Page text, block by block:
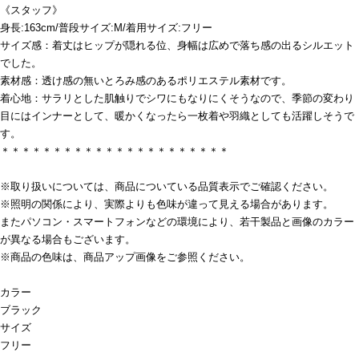
《スタッフ》
身長:163cm/普段サイズ:M/着用サイズ:フリー
サイズ感：着丈はヒップが隠れる位、身幅は広めで落ち感の出るシルエット
でした。
素材感：透け感の無いとろみ感のあるポリエステル素材です。
着心地：サラリとした肌触りでシワにもなりにくそうなので、季節の変わり
目にはインナーとして、暖かくなったら一枚着や羽織としても活躍しそうで
す。
＊＊＊＊＊＊＊＊＊＊＊＊＊＊＊＊＊＊＊＊＊＊
※取り扱いについては、商品についている品質表示でご確認ください。
※照明の関係により、実際よりも色味が違って見える場合があります。
またパソコン・スマートフォンなどの環境により、若干製品と画像のカラー
が異なる場合もございます。
※商品の色味は、商品アップ画像をご参照ください。
カラー
ブラック
サイズ
フリー